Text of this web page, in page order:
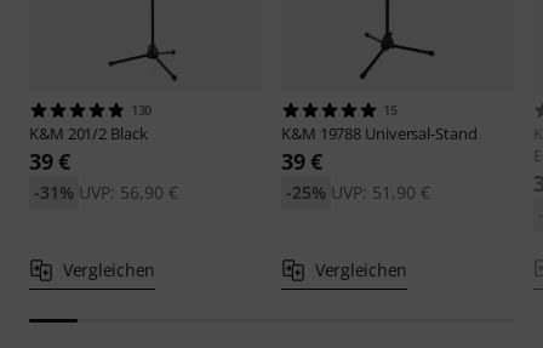
130
K&M 201/2 Black
39 €
UVP: 56,90 €
-31%
Vergleichen
15
K&M 19788 Universal-Stand
39 €
UVP: 51,90 €
-25%
Vergleichen